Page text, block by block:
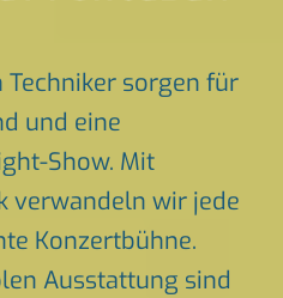
sorgen für
und eine
Show. Mit
verwandeln wir jede
Konzertbühne.
Ausstattung sind